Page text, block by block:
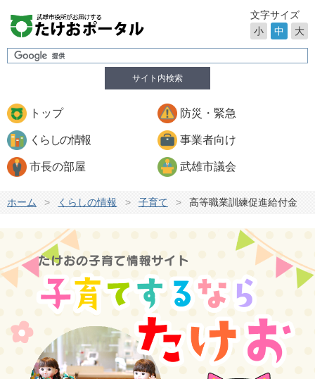
サイト内検索
文字サイズ
小
中 大
トップ 防災・緊急
くらしの情報 事業者向け
市長の部屋 武雄市議会
ホーム > くらしの情報 > 子育て > 高等職業訓練促進給付金